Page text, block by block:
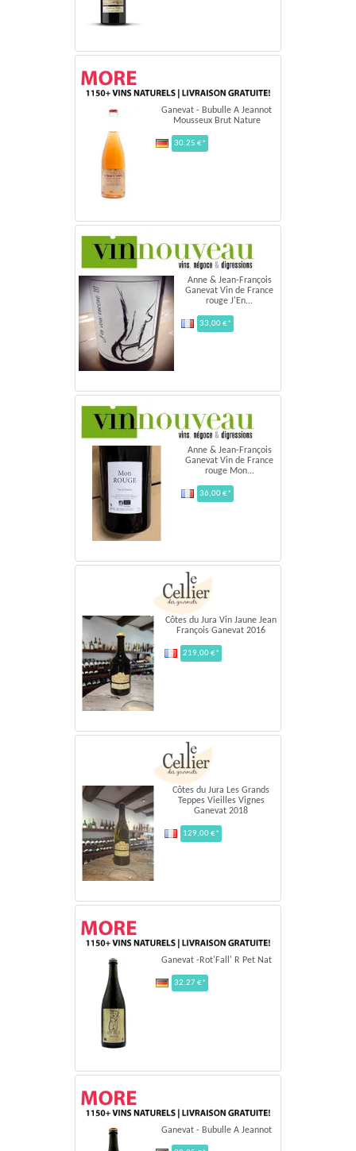
Ganevat - Bubulle A Jeannot
Mousseux Brut Nature
30.25 €*
Anne & Jean-François
Ganevat Vin de France
rouge J'En...
33,00 €*
Anne & Jean-François
Ganevat Vin de France
rouge Mon...
36,00 €*
Côtes du Jura Vin Jaune Jean
François Ganevat 2016
219,00 €*
Côtes du Jura Les Grands
Teppes Vieilles Vignes
Ganevat 2018
129,00 €*
Ganevat -Rot'Fall' R Pet Nat
32.27 €*
Ganevat - Bubulle A Jeannot